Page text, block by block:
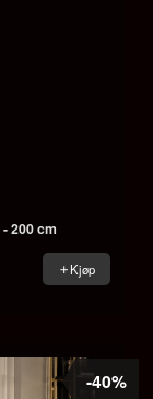
200 cm
Kjøp
-40%